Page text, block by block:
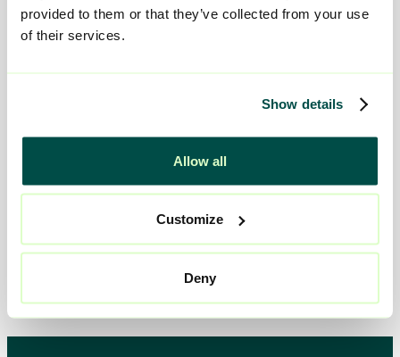
provided to them or that they’ve collected from your use
of their services.
Show details
Allow all
Customize
Deny
Viljan Sävik till en trygg plats för dem som
behöver stöd i livet – och vi är stolta över att få
lyfta henne som årets omsorgshjälte.
Läs mer om våra verksamheter för vuxna